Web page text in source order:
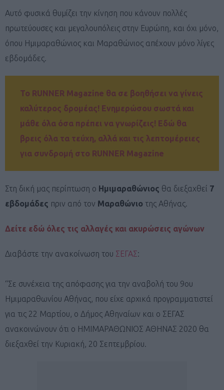
Αυτό φυσικά θυμίζει την κίνηση που κάνουν πολλές
πρωτεύουσες και μεγαλουπόλεις στην Ευρώπη, και όχι μόνο,
όπου Ημιμαραθώνιος και Μαραθώνιος απέχουν μόνο λίγες
εβδομάδες.
To RUNNER Magazine θα σε βοηθήσει να γίνεις
καλύτερος δρομέας! Ενημερώσου σωστά και
μάθε όλα όσα πρέπει να γνωρίζεις! Εδώ θα
βρεις όλα τα τεύχη, αλλά και τις λεπτομέρειες
για συνδρομή στο RUNNER Magazine
Στη δική μας περίπτωση ο Ημιμαραθώνιος θα διεξαχθεί 7
εβδομάδες πριν από τον Μαραθώνιο της Αθήνας.
Δείτε εδώ όλες τις αλλαγές και ακυρώσεις αγώνων
Διαβάστε την ανακοίνωση του ΣΕΓΑΣ:
“Σε συνέχεια της απόφασης για την αναβολή του 9ου
Ημιμαραθωνίου Αθήνας, που είχε αρχικά προγραμματιστεί
για τις 22 Μαρτίου, ο Δήμος Αθηναίων και ο ΣΕΓΑΣ
ανακοινώνουν ότι ο ΗΜΙΜΑΡΑΘΩΝΙΟΣ ΑΘΗΝΑΣ 2020 θα
διεξαχθεί την Κυριακή, 20 Σεπτεμβρίου.